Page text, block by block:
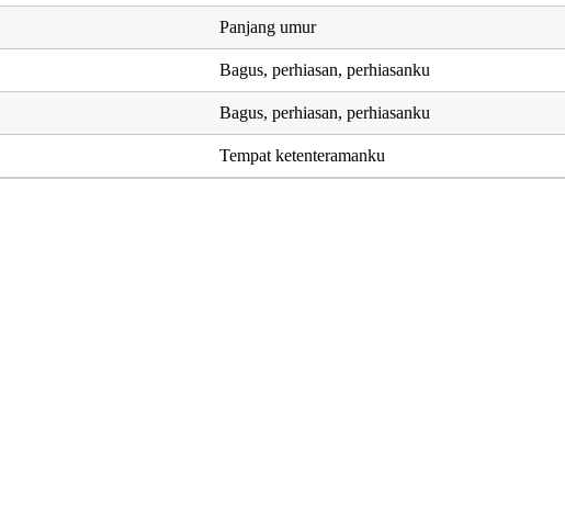
Panjang umur
Bagus, perhiasan, perhiasanku
Bagus, perhiasan, perhiasanku
Tempat ketenteramanku